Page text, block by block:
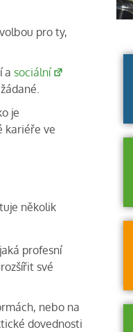
pro ty,
a sociální
je
kariéře ve
několik
profesní
své
nebo na
dovednosti